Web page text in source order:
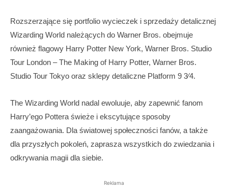
Rozszerzające się portfolio wycieczek i sprzedaży detalicznej
Wizarding World należących do Warner Bros. obejmuje
również flagowy Harry Potter New York, Warner Bros. Studio
Tour London – The Making of Harry Potter, Warner Bros.
Studio Tour Tokyo oraz sklepy detaliczne Platform 9 3⁄4.
The Wizarding World nadal ewoluuje, aby zapewnić fanom
Harry’ego Pottera świeże i ekscytujące sposoby
zaangażowania. Dla światowej społeczności fanów, a także
dla przyszłych pokoleń, zaprasza wszystkich do zwiedzania i
odkrywania magii dla siebie.
Reklama